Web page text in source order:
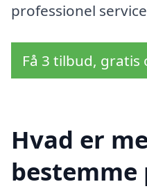
professionel
Få 3 tilbud,
Hvad er
bestemme